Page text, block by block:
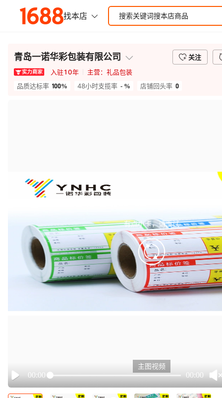
青岛一诺华彩包装有限公司
关注
入驻10年 主营：礼品包装
品质达标率 100% 48小时支揽率 - % 店铺回头率 0
有点小卡，请重试
retry
Play
00:00 00:00
主图视频